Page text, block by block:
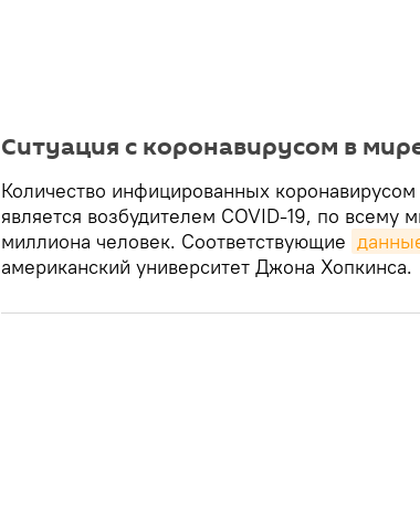
Ситуация с коронавирусом в
Количество инфицированных
является возбудителем COVID-19, по всему
миллиона человек. Соответствующие
американский университет Джона Хопкинса.